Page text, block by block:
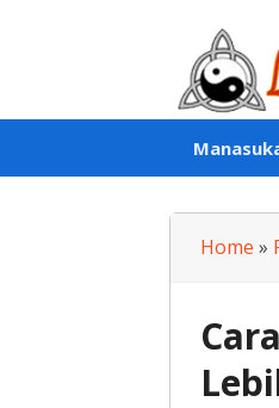
Lentera
Home »